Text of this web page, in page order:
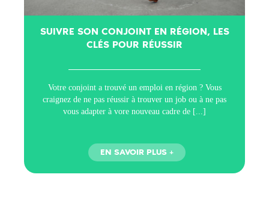
SUIVRE SON CONJOINT EN RÉGION, LES
CLÉS POUR RÉUSSIR
Votre conjoint a trouvé un emploi en région ? Vous
craignez de ne pas réussir à trouver un job ou à ne pas
vous adapter à vore nouveau cadre de [...]